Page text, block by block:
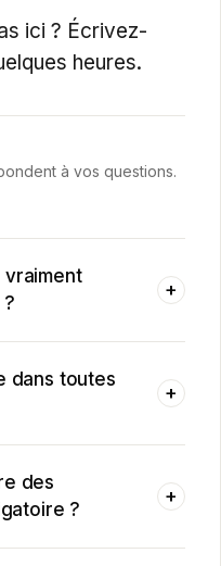
ici ? Écrivez-
heures.
à vos questions.
+
dans toutes
+
des
?
+